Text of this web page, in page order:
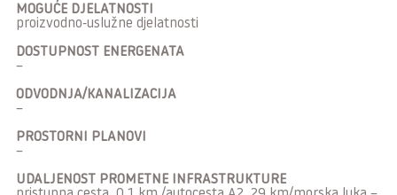
MOGUĆE DJELATNOSTI
proizvodno-uslužne djelatnosti
DOSTUPNOST ENERGENATA
–
ODVODNJA/KANALIZACIJA
–
PROSTORNI PLANOVI
–
UDALJENOST PROMETNE INFRASTRUKTURE